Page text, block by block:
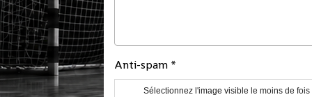
Anti-spam
Sélectionnez l'image visible le moins de fois